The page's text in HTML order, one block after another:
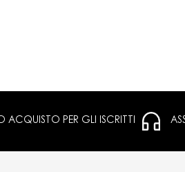
ACQUISTO PER GLI ISCRITTI